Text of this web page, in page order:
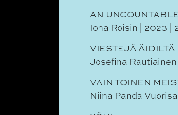
AN
Iona Roisin | 2023 |
VIESTEJÄ ÄIDILTÄ
Josefina Rautiainen
VAIN TOINEN
Niina Panda